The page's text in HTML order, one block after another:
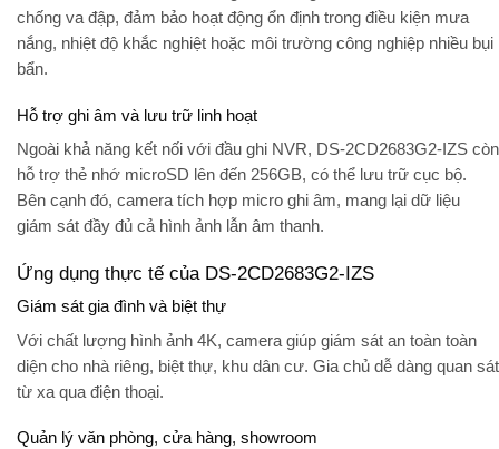
chống va đập, đảm bảo hoạt động ổn định trong điều kiện mưa
nắng, nhiệt độ khắc nghiệt hoặc môi trường công nghiệp nhiều bụi
bẩn.
Hỗ trợ ghi âm và lưu trữ linh hoạt
Ngoài khả năng kết nối với đầu ghi NVR, DS-2CD2683G2-IZS còn
hỗ trợ thẻ nhớ microSD lên đến 256GB, có thể lưu trữ cục bộ.
Bên cạnh đó, camera tích hợp micro ghi âm, mang lại dữ liệu
giám sát đầy đủ cả hình ảnh lẫn âm thanh.
Ứng dụng thực tế của DS-2CD2683G2-IZS
Giám sát gia đình và biệt thự
Với chất lượng hình ảnh 4K, camera giúp giám sát an toàn toàn
diện cho nhà riêng, biệt thự, khu dân cư. Gia chủ dễ dàng quan sát
từ xa qua điện thoại.
Quản lý văn phòng, cửa hàng, showroom